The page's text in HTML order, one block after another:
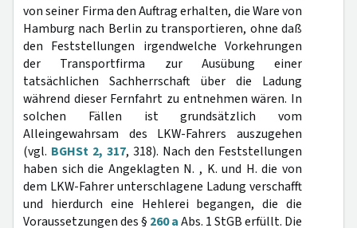
von seiner Firma den Auftrag erhalten, die Ware von
Hamburg nach Berlin zu transportieren, ohne daß
den Feststellungen irgendwelche Vorkehrungen
der Transportfirma zur Ausübung einer
tatsächlichen Sachherrschaft über die Ladung
während dieser Fernfahrt zu entnehmen wären. In
solchen Fällen ist grundsätzlich vom
Alleingewahrsam des LKW-Fahrers auszugehen
(vgl. BGHSt 2, 317, 318). Nach den Feststellungen
haben sich die Angeklagten N. , K. und H. die von
dem LKW-Fahrer unterschlagene Ladung verschafft
und hierdurch eine Hehlerei begangen, die die
Voraussetzungen des § 260 aAbs. 1 StGB erfüllt. Die